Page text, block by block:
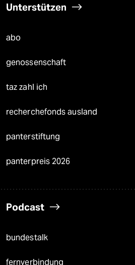
Unterstützen
abo
genossenschaft
taz zahl ich
recherchefonds ausland
panterstiftung
panterpreis 2026
Podcast
bundestalk
fernverbindung